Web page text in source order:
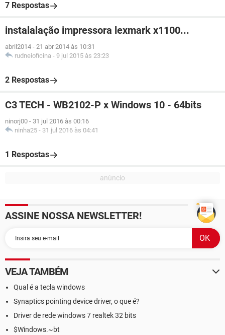
7 Respostas
instalalação impressora lexmark x1100...
abril2014 - 21 abr 2014 às 10:31
rudneioficina - 9 jul 2015 às 23:23
2 Respostas
C3 TECH - WB2102-P x Windows 10 - 64bits
ninorj00 - 31 jul 2016 às 00:16
ninha25 - 31 jul 2016 às 04:41
1 Respostas
ASSINE NOSSA NEWSLETTER!
VEJA TAMBÉM
Qual é a tecla windows
Synaptics pointing device driver, o que é?
Driver de rede windows 7 realtek 32 bits
$Windows.~bt